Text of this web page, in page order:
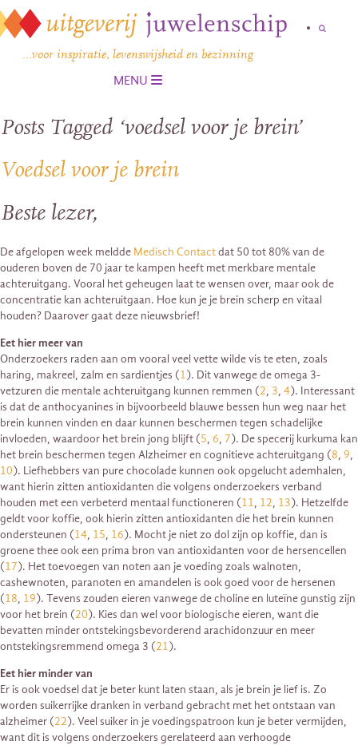
…voor inspiratie, levenswijsheid en bezinning
MENU
Posts Tagged ‘voedsel voor je brein’
Voedsel voor je brein
Beste lezer,
De afgelopen week meldde Medisch Contactdat 50 tot 80% van de
ouderen boven de 70 jaar te kampen heeft met merkbare mentale
achteruitgang. Vooral het geheugen laat te wensen over, maar ook de
concentratie kan achteruitgaan. Hoe kun je je brein scherp en vitaal
houden? Daarover gaat deze nieuwsbrief!
Eet hier meer van
Onderzoekers raden aan om vooral veel vette wilde vis te eten, zoals
haring, makreel, zalm en sardientjes (1). Dit vanwege de omega 3-
vetzuren die mentale achteruitgang kunnen remmen (2, 3, 4). Interessant
is dat de anthocyanines in bijvoorbeeld blauwe bessen hun weg naar het
brein kunnen vinden en daar kunnen beschermen tegen schadelijke
invloeden, waardoor het brein jong blijft (5, 6, 7). De specerij kurkuma kan
het brein beschermen tegen Alzheimer en cognitieve achteruitgang (8, 9,
10). Liefhebbers van pure chocolade kunnen ook opgelucht ademhalen,
want hierin zitten antioxidanten die volgens onderzoekers verband
houden met een verbeterd mentaal functioneren (11, 12, 13). Hetzelfde
geldt voor koffie, ook hierin zitten antioxidanten die het brein kunnen
ondersteunen (14, 15, 16). Mocht je niet zo dol zijn op koffie, dan is
groene thee ook een prima bron van antioxidanten voor de hersencellen
(17). Het toevoegen van noten aan je voeding zoals walnoten,
cashewnoten, paranoten en amandelen is ook goed voor de hersenen
(18, 19). Tevens zouden eieren vanwege de choline en luteïne gunstig zijn
voor het brein (20). Kies dan wel voor biologische eieren, want die
bevatten minder ontstekingsbevorderend arachidonzuur en meer
ontstekingsremmend omega 3 (21).
Eet hier minder van
Er is ook voedsel dat je beter kunt laten staan, als je brein je lief is. Zo
worden suikerrijke dranken in verband gebracht met het ontstaan van
alzheimer (22). Veel suiker in je voedingspatroon kun je beter vermijden,
want dit is volgens onderzoekers gerelateerd aan verhoogde